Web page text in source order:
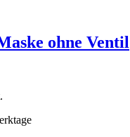
ohne Ventil